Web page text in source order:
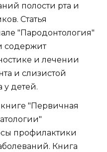
полости рта и
Статья
"Пародонтология"
содержит
и лечении
и слизистой
у детей.
"Первичная
профилактики
Книга